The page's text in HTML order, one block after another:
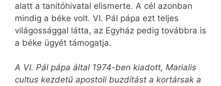
alatt a tanítóhivatal elismerte. A cél azonban
mindig a béke volt. VI. Pál pápa ezt teljes
világossággal látta, az Egyház pedig továbbra is
a béke ügyét támogatja.
A VI. Pál pápa által 1974-ben kiadott, Marialis
cultus kezdetű apostoli buzdítást a kortársak a